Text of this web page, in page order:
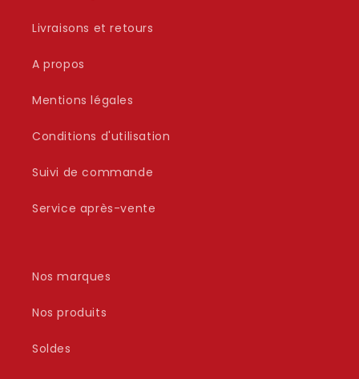
Livraisons et retours
A propos
Mentions légales
Conditions d'utilisation
Suivi de commande
Service après-vente
Nos marques
Nos produits
Soldes